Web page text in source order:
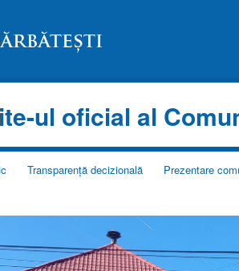
ul oficial al
Transparență decizională Prezentare